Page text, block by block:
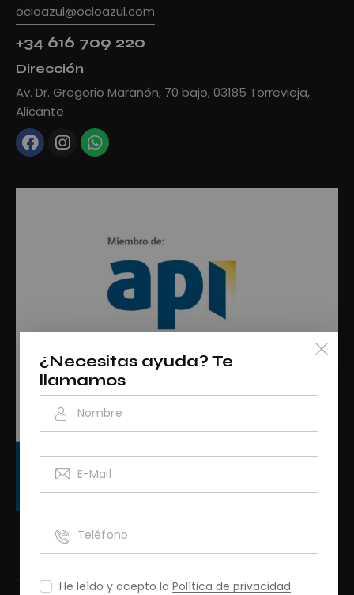
ocioazul@ocioazul.com
+34 616 709 220
Dirección
Av. Dr. Gregorio Marañón, 70 bajo, 03185 Torrevieja,
Alicante
¿Necesitas ayuda? Te
llamamos
He leído y acepto laPolítica de privacidad.